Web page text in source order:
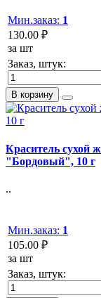
Мин.заказ: 1
130.00 ₽
за шт
Заказ, штук:
В корзину
Краситель сухой
"Бордовый", 10 г
..
Мин.заказ: 1
105.00 ₽
за шт
Заказ, штук: